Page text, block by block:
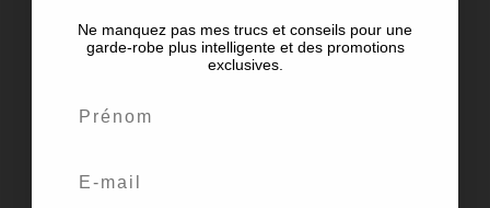
Aucun commentaire à afficher.
Ne manquez pas mes trucs et conseils pour une
garde-robe plus intelligente et des promotions
exclusives.